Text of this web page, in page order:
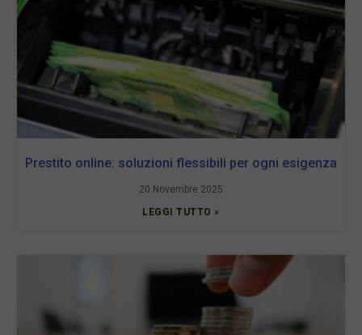
Prestito online: soluzioni flessibili per ogni esigenza
20 Novembre 2025
LEGGI TUTTO »